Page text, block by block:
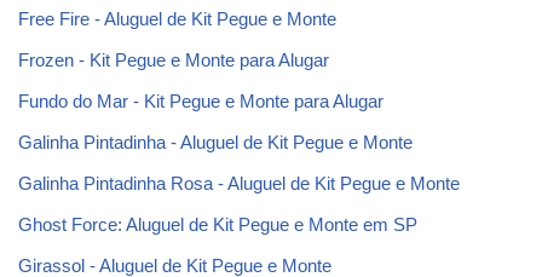
Free Fire - Aluguel de Kit Pegue e Monte
Frozen - Kit Pegue e Monte para Alugar
Fundo do Mar - Kit Pegue e Monte para Alugar
Galinha Pintadinha - Aluguel de Kit Pegue e Monte
Galinha Pintadinha Rosa - Aluguel de Kit Pegue e Monte
Ghost Force: Aluguel de Kit Pegue e Monte em SP
Girassol - Aluguel de Kit Pegue e Monte